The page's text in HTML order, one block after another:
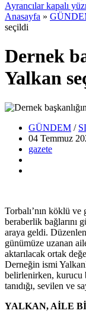
Ayrancılar kapalı
Anasayfa »
seçildi
Dernek
Yalkan
GÜNDEM /
04 Temmuz
gazete
Torbalı’nın köklü
beraberlik bağlarını
araya geldi.
günümüze uzanan
aktarılacak ortak
Derneğin ismi
belirlenirken, kurucu
tanıdığı, sevilen ve
YALKAN, AİLE